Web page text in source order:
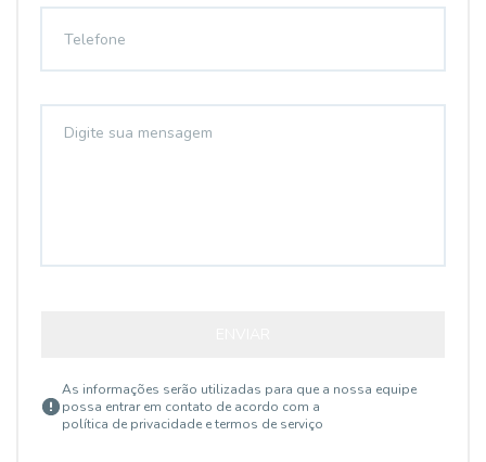
As informações serão utilizadas para que a nossa equipe
possa entrar em contato de acordo com a
política de privacidade e termos de serviço